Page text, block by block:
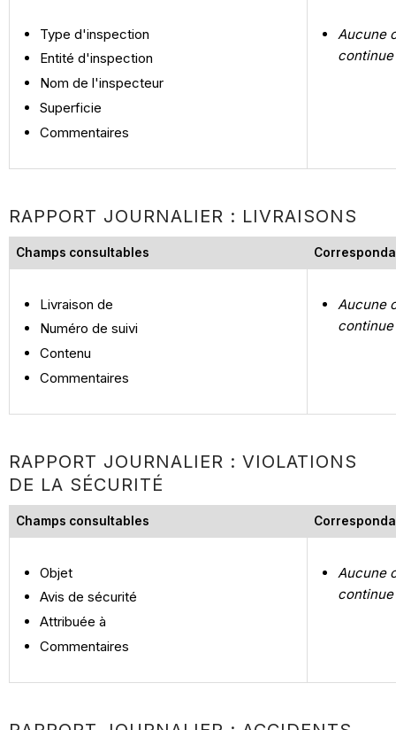
Type d'inspection
Entité d'inspection
Nom de l'inspecteur
Superficie
Commentaires
Aucune
RAPPORT JOURNALIER : LIVRAISONS
Champs consultables
Livraison de
Numéro de suivi
Contenu
Commentaires
Aucune
RAPPORT JOURNALIER : VIOLATIONS
DE LA SÉCURITÉ
Champs consultables
Objet
Avis de sécurité
Attribuée à
Commentaires
Aucune